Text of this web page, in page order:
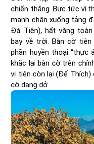
chiến thắng. Bực tức vì
mạnh chân xuống tảng
Đá Tiên), hất văng
bay về trời. Bàn cờ
phần huyền thoại “thực
khắc lại bàn cờ trên
vị tiên còn lại (Đế Thích)
cờ dang dở.